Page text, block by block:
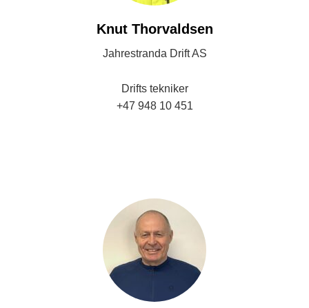
Knut Thorvaldsen
Jahrestranda Drift AS
Drifts tekniker
+47 948 10 451